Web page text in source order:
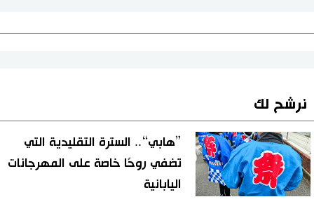
نرشح لك
”هابي“.. السترة التقليدية التي
تضفي روحًا خاصة على المهرجانات
اليابانية